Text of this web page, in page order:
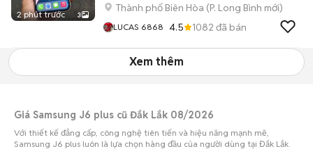
2 phút trước 3
Thành phố Biên Hòa (P. Long Bình mới)
LUCAS 6868 4.5 1082 đã bán
Xem thêm
Giá Samsung J6 plus cũ Đắk Lắk 08/2026
Với thiết kế đẳng cấp, công nghệ tiên tiến và hiệu năng mạnh mẽ,
Samsung J6 plus luôn là lựa chọn hàng đầu của người dùng tại Đắk Lắk.